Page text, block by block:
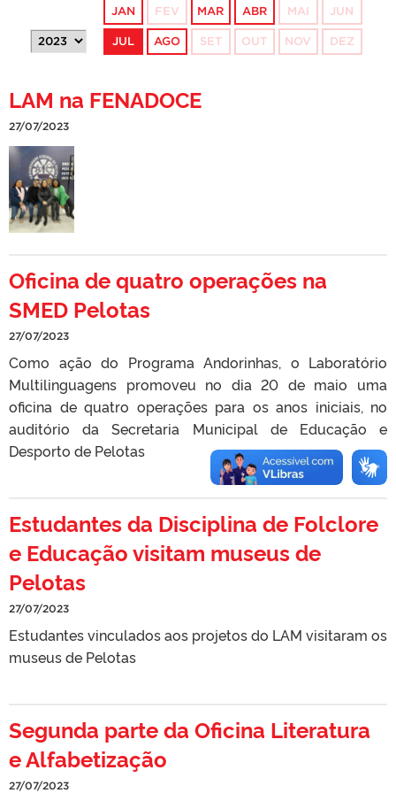
JAN FEV MAR ABR MAI JUN
JUL AGO SET OUT NOV DEZ
LAM na FENADOCE
27/07/2023
Oficina de quatro operações na
SMED Pelotas
27/07/2023
Como ação do Programa Andorinhas, o Laboratório
Multilinguagens promoveu no dia 20 de maio uma
oficina de quatro operações para os anos iniciais, no
auditório da Secretaria Municipal de Educação e
Desporto de Pelotas
Estudantes da Disciplina de Folclore
e Educação visitam museus de
Pelotas
27/07/2023
Estudantes vinculados aos projetos do LAM visitaram os
museus de Pelotas
Segunda parte da Oficina Literatura
e Alfabetização
27/07/2023